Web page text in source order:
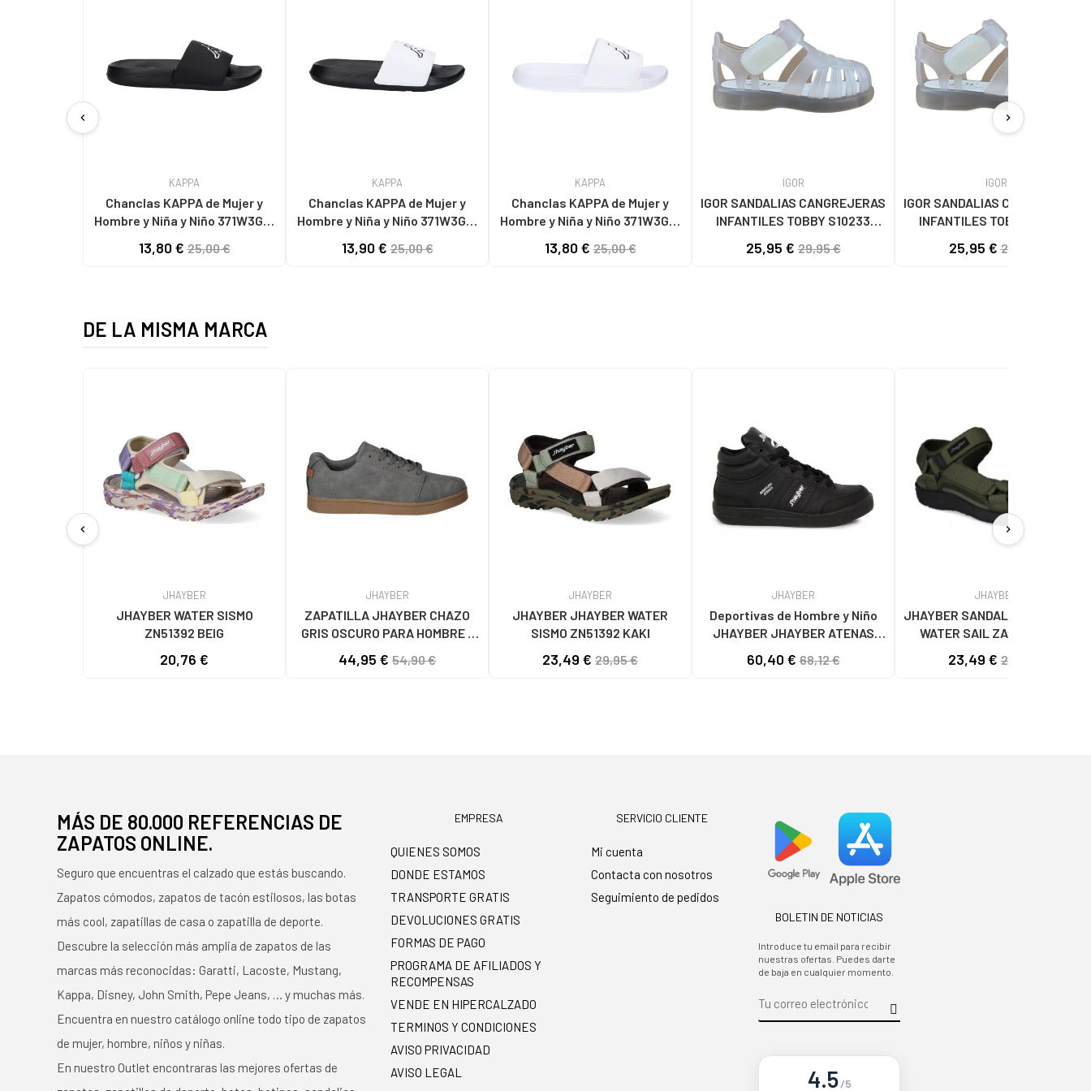
chevron_left
KAPPA
Chanclas KAPPA de Mujer y
Hombre y Niña y Niño 371W3GW
WHITE
13,80 €25,00 €
KAPPA
Chanclas KAPPA de Mujer y
Hombre y Niña y Niño 371W3GW
BLACK
13,90 €25,00 €
KAPPA
Chanclas KAPPA de Mujer y
Hombre y Niña y Niño 371W3GW
BLACK
13,80 €25,00 €
IGOR
IGOR SANDALIAS CANGREJERAS
INFANTILES TOBBY S10233
25,95 €29,95 €
IGOR
IGOR SANDALIAS CANGREJERAS
INFANTILES TOBBY S10233
25,95 €29,95 €
chevron_right
DE LA MISMA MARCA
chevron_left
JHAYBER
JHAYBER WATER SISMO
ZN51392 BEIG
20,76 €
JHAYBER
ZAPATILLA JHAYBER CHAZO
GRIS OSCURO PARA HOMBRE -
44,95 € 54,90 €
JHAYBER
JHAYBER JHAYBER WATER
SISMO ZN51392 KAKI
23,49 € 29,95 €
JHAYBER
Deportivas de Hombre y Niño
JHAYBER JHAYBER ATENAS
NEGRO
60,40 €68,12 €
JHAYBER
JHAYBER SANDALIAS TREKKING
WATER SAIL ZA51389 KAKI
23,49 € 29,74 €
chevron_right
MÁS DE 80.000 REFERENCIAS DE
ZAPATOS ONLINE.
Seguro que encuentras el calzado que estás buscando.
Zapatos cómodos, zapatos de tacón estilosos, las botas
más cool, zapatillas de casa o zapatilla de deporte.
Descubre la selección más amplia de zapatos de las
marcas más reconocidas: Garatti, Lacoste, Mustang,
Kappa, Disney, John Smith, Pepe Jeans, … y muchas más.
Encuentra en nuestro catálogo online todo tipo de zapatos
de mujer, hombre, niños y niñas.
En nuestro Outlet encontraras las mejores ofertas de
EMPRESA
QUIENES SOMOS
DONDE ESTAMOS
TRANSPORTE GRATIS
DEVOLUCIONES GRATIS
FORMAS DE PAGO
PROGRAMA DE AFILIADOS Y
RECOMPENSAS
VENDE EN HIPERCALZADO
TERMINOS Y CONDICIONES
AVISO PRIVACIDAD
AVISO LEGAL
SERVICIO CLIENTE
Mi cuenta
Contacta con nosotros
Seguimiento de pedidos
BOLETIN DE NOTICIAS
Introduce tu email para recibir
nuestras ofertas. Puedes darte
de baja en cualquier momento.
4.5/5